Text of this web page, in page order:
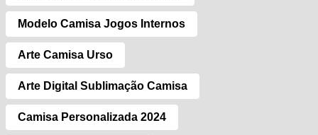
Modelo Camisa Jogos Internos
Arte Camisa Urso
Arte Digital Sublimação Camisa
Camisa Personalizada 2024